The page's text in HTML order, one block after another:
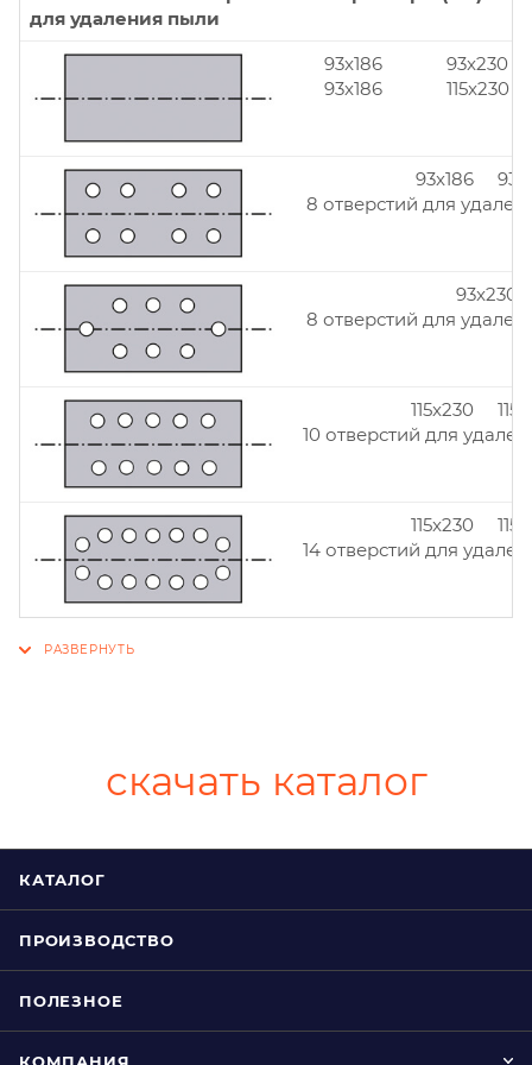
для удаления пыли
93x186
93x186
93x230
115x230
93x186
8 отверстий для
93x230
8 отверстий для
115x230
10 отверстий для
115x230
14 отверстий для
скачать каталог
КАТАЛОГ
ПРОИЗВОДСТВО
ПОЛЕЗНОЕ